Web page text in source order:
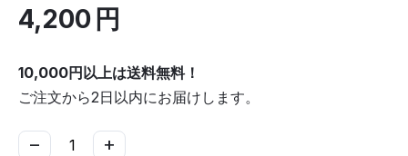
4,200 円
10,000円以上は送料無料！
ご注文から2日以内にお届けします。
+
−